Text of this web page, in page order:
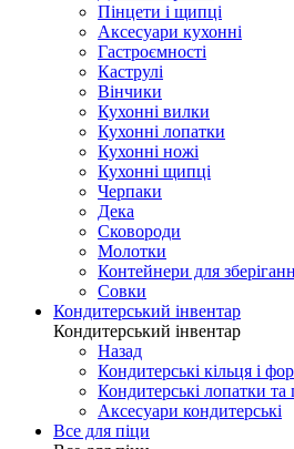
Пінцети і щипці
Аксесуари кухонні
Гастроємності
Каструлі
Вінчики
Кухонні вилки
Кухонні лопатки
Кухонні ножі
Кухонні щипці
Черпаки
Дека
Сковороди
Молотки
Контейнери для
Совки
Кондитерський інвентар
Кондитерський інвентар
Назад
Кондитерські кільця і
Кондитерські лопатки та
Аксесуари кондитерські
Все для піци